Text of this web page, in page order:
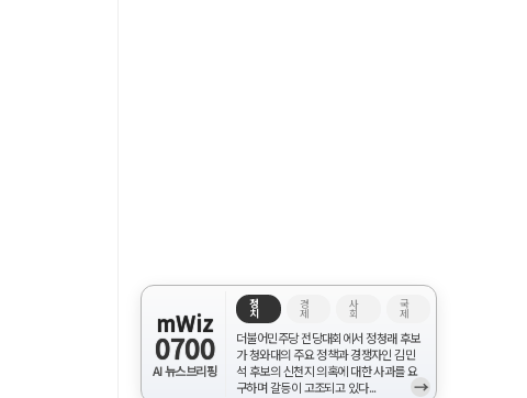
mWiz
0700
AI 뉴스브리핑
정
치
경
제
사
회
국
제
더불어민주당 전당대회에서 정청래 후보
가 청와대의 주요 정책과 경쟁자인 김민
석 후보의 신천지 의혹에 대한 사과를 요
구하며 갈등이 고조되고 있다...
→